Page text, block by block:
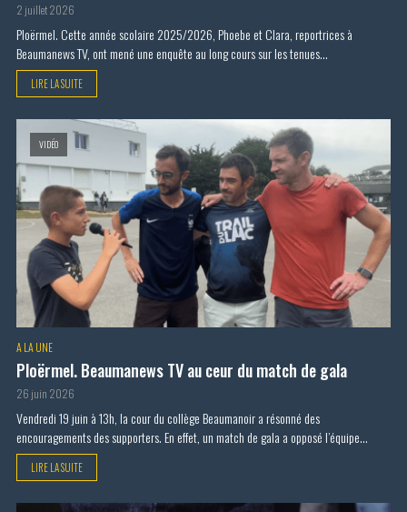
2 juillet 2026
Ploërmel. Cette année scolaire 2025/2026, Phoebe et Clara, reportrices à
Beaumanews TV, ont mené une enquête au long cours sur les tenues...
LIRE LA SUITE
VIDÉO
A LA UNE
Ploërmel. Beaumanews TV au ceur du match de gala
26 juin 2026
Vendredi 19 juin à 13h, la cour du collège Beaumanoir a résonné des
encouragements des supporters. En effet, un match de gala a opposé l’équipe...
LIRE LA SUITE